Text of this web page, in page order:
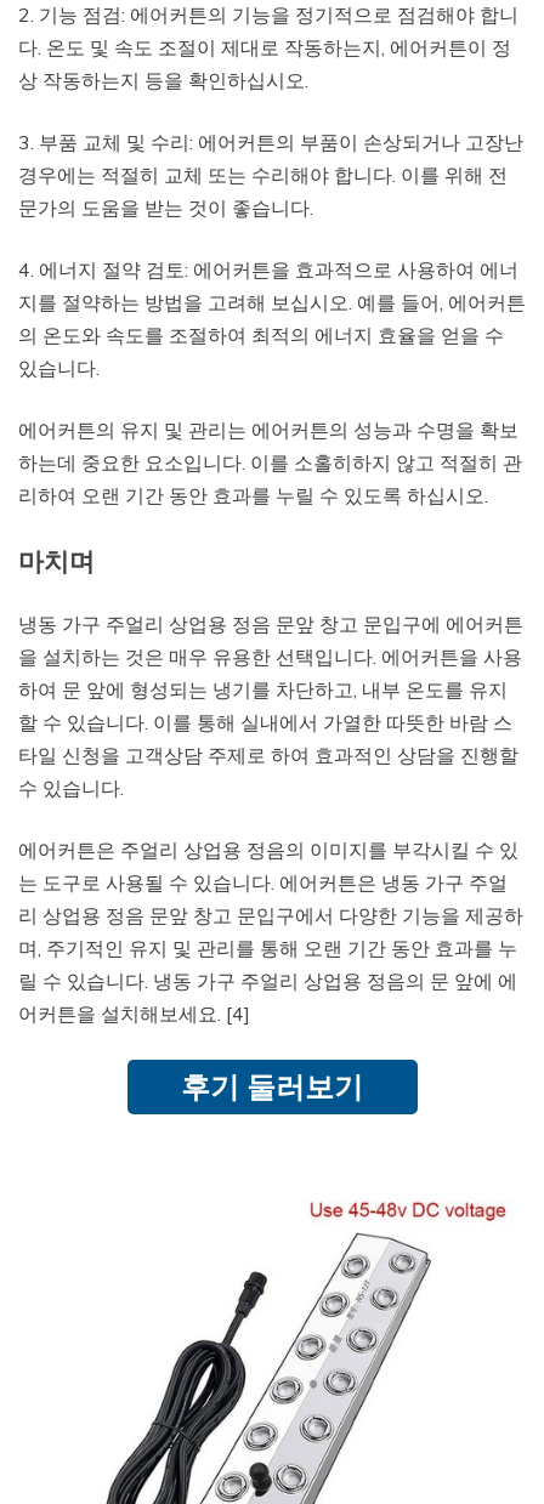
2. 기능 점검: 에어커튼의 기능을 정기적으로 점검해야 합니
다. 온도 및 속도 조절이 제대로 작동하는지, 에어커튼이 정
상 작동하는지 등을 확인하십시오.
3. 부품 교체 및 수리: 에어커튼의 부품이 손상되거나 고장난
경우에는 적절히 교체 또는 수리해야 합니다. 이를 위해 전
문가의 도움을 받는 것이 좋습니다.
4. 에너지 절약 검토: 에어커튼을 효과적으로 사용하여 에너
지를 절약하는 방법을 고려해 보십시오. 예를 들어, 에어커튼
의 온도와 속도를 조절하여 최적의 에너지 효율을 얻을 수
있습니다.
에어커튼의 유지 및 관리는 에어커튼의 성능과 수명을 확보
하는데 중요한 요소입니다. 이를 소홀히하지 않고 적절히 관
리하여 오랜 기간 동안 효과를 누릴 수 있도록 하십시오.
마치며
냉동 가구 주얼리 상업용 정음 문앞 창고 문입구에 에어커튼
을 설치하는 것은 매우 유용한 선택입니다. 에어커튼을 사용
하여 문 앞에 형성되는 냉기를 차단하고, 내부 온도를 유지
할 수 있습니다. 이를 통해 실내에서 가열한 따뜻한 바람 스
타일 신청을 고객상담 주제로 하여 효과적인 상담을 진행할
수 있습니다.
에어커튼은 주얼리 상업용 정음의 이미지를 부각시킬 수 있
는 도구로 사용될 수 있습니다. 에어커튼은 냉동 가구 주얼
리 상업용 정음 문앞 창고 문입구에서 다양한 기능을 제공하
며, 주기적인 유지 및 관리를 통해 오랜 기간 동안 효과를 누
릴 수 있습니다. 냉동 가구 주얼리 상업용 정음의 문 앞에 에
어커튼을 설치해보세요. [4]
후기 둘러보기